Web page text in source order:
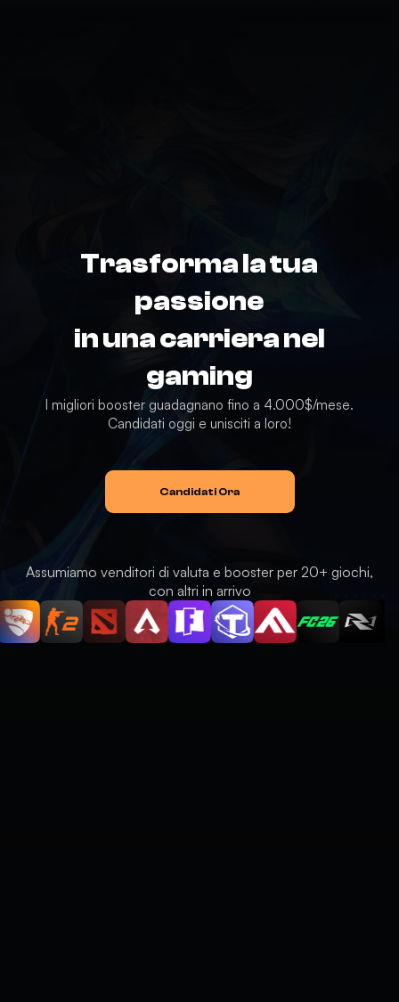
Trasforma la tua
passione
in una carriera nel
gaming
I migliori booster guadagnano fino a 4.000$/mese.
Candidati oggi e unisciti a loro!
Candidati Ora
Assumiamo venditori di valuta e booster per 20+ giochi,
con altri in arrivo